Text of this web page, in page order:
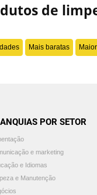
de
Mais baratas
POR SETOR
e marketing
e Idiomas
e Manutenção